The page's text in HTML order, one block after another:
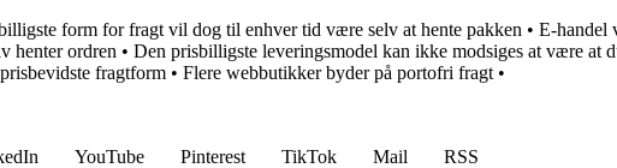
form for fragt vil dog til enhver tid være selv at hente pakken • E-handel
henter ordren • Den prisbilligste leveringsmodel kan ikke modsiges at være at
fragtform • Flere webbutikker byder på portofri fragt •
YouTube Pinterest TikTok Mail
RSS